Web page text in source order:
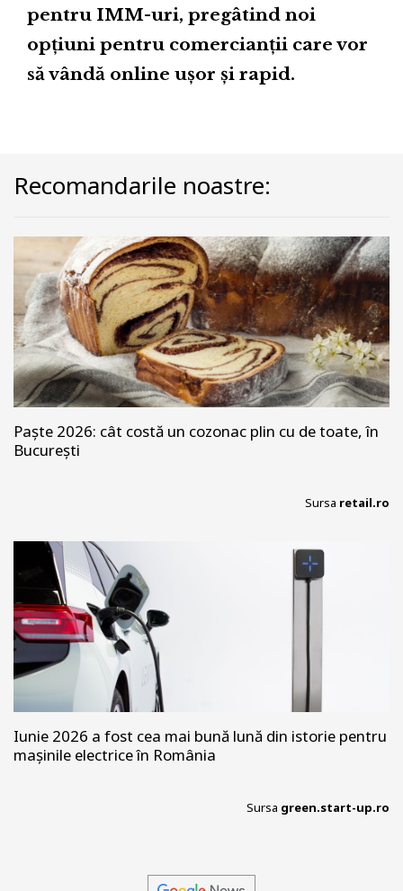
pentru IMM-uri, pregâtind noi
opțiuni pentru comercianții care vor
să vândă online ușor și rapid.
Recomandarile noastre:
Paște 2026: cât costă un cozonac plin cu de toate, în
București
Sursa retail.ro
Iunie 2026 a fost cea mai bună lună din istorie pentru
mașinile electrice în România
Sursa green.start-up.ro